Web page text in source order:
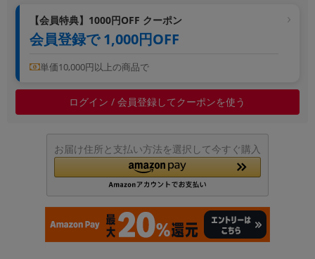
【会員特典】1000円OFF クーポン
会員登録で 1,000円OFF
単価10,000円以上の商品で
ログイン / 会員登録してクーポンを使う
お届け住所と支払い方法を選択して今すぐ購入
価格
発売日
各項目のチェックボックスは「or検索」となります。
ただし機能別のみ「and検索」となります。